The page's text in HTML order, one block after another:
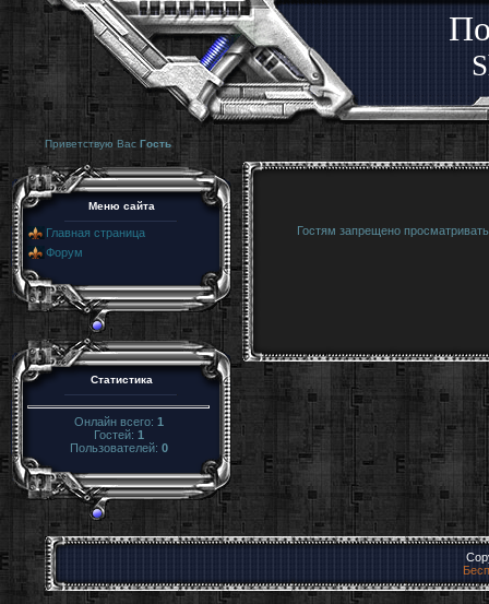
Приветствую Вас Гость
Меню сайта
Главная страница
Форум
Статистика
Онлайн всего: 1
Гостей: 1
Пользователей: 0
Гостям запрещено